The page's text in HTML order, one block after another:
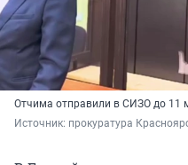
Отчима отправили в СИЗО до 11
Источник: прокуратура